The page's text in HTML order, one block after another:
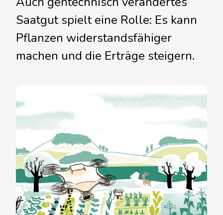
Saatgut spielt eine Rolle: Es kann
Pflanzen widerstandsfähiger
machen und die Erträge steigern.